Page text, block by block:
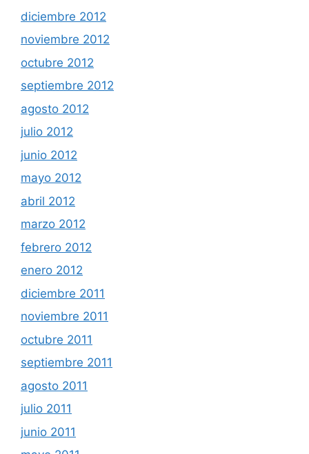
diciembre 2012
noviembre 2012
octubre 2012
septiembre 2012
agosto 2012
julio 2012
junio 2012
mayo 2012
abril 2012
marzo 2012
febrero 2012
enero 2012
diciembre 2011
noviembre 2011
octubre 2011
septiembre 2011
agosto 2011
julio 2011
junio 2011